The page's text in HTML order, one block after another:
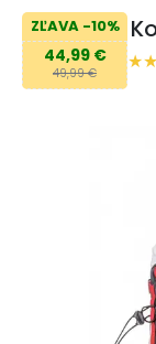
ZĽAVA -10%
44,99 €
49,99 €